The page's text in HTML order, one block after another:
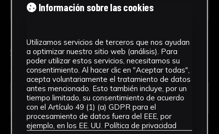
Solicitud de Servicio
Tipo de solicitud *
Tipo de uso *
Información sobre las cookies
Utilizamos servicios de terceros que nos ayudan
a optimizar nuestro sitio web (análisis). Para
poder utilizar estos servicios, necesitamos su
consentimiento. Al hacer clic en "Aceptar todas",
acepta voluntariamente el tratamiento de datos
antes mencionado. Esto también incluye, por un
tiempo limitado, su consentimiento de acuerdo
con el Artículo 49 (1) (a) GDPR para el
procesamiento de datos fuera del EEE, por
ejemplo, en los EE. UU. Política de privacidad